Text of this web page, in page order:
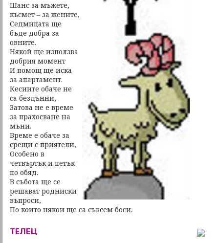
Шанс за мъжете,
късмет – за жените,
Седмицата ще
бъде добра за
овните.
Някой ще използва
добрия момент
И помощ ще иска
за апартамент.
Кесиите обаче не
са бездънни,
Затова не е време
за прахосване на
мъни.
Време е обаче за
срещи с приятели,
Особено в
четвъртък и петък
по обяд.
В събота ще се
решават родниски
въпроси,
По които някои ще са съвсем боси.
ТЕЛЕЦ